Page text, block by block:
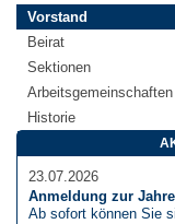
Vorstand
Beirat
Sektionen
Arbeitsgemeinschaften
Historie
23.07.2026
Anmeldung zur
Ab sofort können Sie